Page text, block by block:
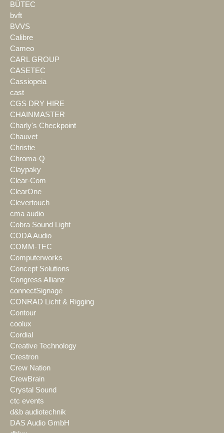
BÜTEC
bvft
BVVS
Calibre
Cameo
CARL GROUP
CASETEC
Cassiopeia
cast
CGS DRY HIRE
CHAINMASTER
Charly's Checkpoint
Chauvet
Christie
Chroma-Q
Claypaky
Clear-Com
ClearOne
Clevertouch
cma audio
Cobra Sound Light
CODA Audio
COMM-TEC
Computerworks
Concept Solutions
Congress Allianz
connectSignage
CONRAD Licht & Rigging
Contour
coolux
Cordial
Creative Technology
Crestron
Crew Nation
CrewBrain
Crystal Sound
ctc events
d&b audiotechnik
DAS Audio GmbH